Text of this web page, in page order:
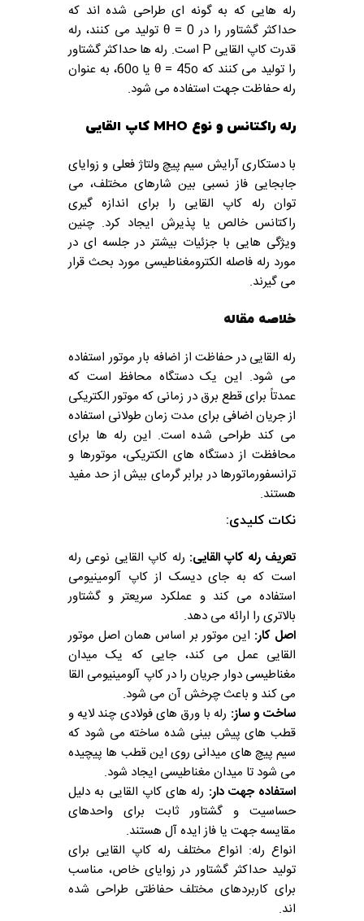
رله هایی که به گونه ای طراحی شده اند که
حداکثر گشتاور را در θ = 0 تولید می کنند، رله
قدرت کاپ القایی P است.
رله ها حداکثر گشتاور
را تولید می کنند که θ = 45o یا 60o، به عنوان
رله حفاظت جهت استفاده می شود.
رله راکتانس و نوع MHO کاپ القایی
با دستکاری آرایش سیم پیچ ولتاژ فعلی و زوایای
جابجایی فاز نسبی بین شارهای مختلف، می
توان رله کاپ القایی را برای اندازه گیری
راکتانس خالص یا پذیرش ایجاد کرد. چنین
ویژگی هایی با جزئیات بیشتر در جلسه ای در
مورد رله فاصله الکترومغناطیسی مورد بحث قرار
می گیرند.
خلاصه مقاله
رله القایی در حفاظت از اضافه بار موتور استفاده
می شود. این یک دستگاه محافظ است که
عمدتاً برای قطع برق در زمانی که موتور الکتریکی
از جریان اضافی برای مدت زمان طولانی استفاده
می کند طراحی شده است. این رله ها برای
محافظت از دستگاه های الکتریکی، موتورها و
ترانسفورماتورها در برابر گرمای بیش از حد مفید
هستند.
نکات کلیدی:
تعریف رله کاپ القایی: رله کاپ القایی نوعی رله
است که به جای دیسک از کاپ آلومینیومی
استفاده می کند و عملکرد سریعتر و گشتاور
بالاتری را ارائه می دهد.
اصل کار: این موتور بر اساس همان اصل موتور
القایی عمل می کند، جایی که یک میدان
مغناطیسی دوار جریان را در کاپ آلومینیومی القا
می کند و باعث چرخش آن می شود.
ساخت و ساز: رله با ورق های فولادی چند لایه و
قطب های پیش بینی شده ساخته می شود که
سیم پیچ های میدانی روی این قطب ها پیچیده
می شود تا میدان مغناطیسی ایجاد شود.
استفاده جهت دار: رله های کاپ القایی به دلیل
حساسیت و گشتاور ثابت برای واحدهای
مقایسه جهت یا فاز ایده آل هستند.
انواع رله: انواع مختلف رله کاپ القایی برای
تولید حداکثر گشتاور در زوایای خاص، مناسب
برای کاربردهای مختلف حفاظتی طراحی شده
اند.